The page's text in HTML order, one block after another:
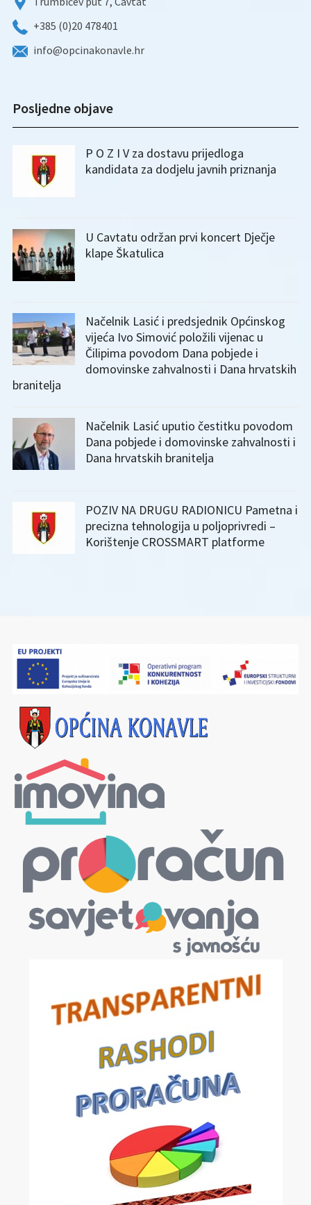
+385 (0)20 478401
info@opcinakonavle.hr
Posljedne objave
P O Z I V za dostavu prijedloga
kandidata za dodjelu javnih priznanja
U Cavtatu održan prvi koncert Dječje
klape Škatulica
Načelnik Lasić i predsjednik Općinskog
vijeća Ivo Simović položili vijenac u
Čilipima povodom Dana pobjede i
domovinske zahvalnosti i Dana hrvatskih
branitelja
Načelnik Lasić uputio čestitku povodom
Dana pobjede i domovinske zahvalnosti i
Dana hrvatskih branitelja
POZIV NA DRUGU RADIONICU Pametna i
precizna tehnologija u poljoprivredi –
Korištenje CROSSMART platforme